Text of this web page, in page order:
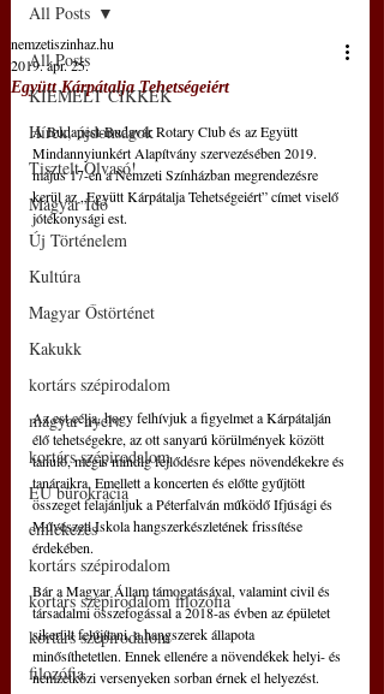
All Posts
KIEMELT CIKKEK
Hírek, újdonságok
Tisztelt Olvasó!
Magyar Idő
Új Történelem
Kultúra
Magyar Őstörténet
Kakukk
kortárs szépirodalom
magyar nyelv
kortárs szépirodalom
EU bürokrácia
emlékezés
kortárs szépirodalom
kortárs szépirodalom filozófia
kortárs szépirodalom
filozófia
All Posts
Együtt Kárpátalja Tehetségeiért
nemzetiszinhaz.hu
2019. ápr. 25.
A Budapest-Budavár Rotary Club és az Együtt
Mindannyiunkért Alapítvány szervezésében 2019.
május 17-én a Nemzeti Színházban megrendezésre
kerül az „Együtt Kárpátalja Tehetségeiért” címet viselő
jótékonysági est.
Az est célja, hogy felhívjuk a figyelmet a Kárpátalján
élő tehetségekre, az ott sanyarú körülmények között
tanuló, mégis mindig fejlődésre képes növendékekre és
tanáraikra. Emellett a koncerten és előtte gyűjtött
összeget felajánljuk a Péterfalván működő Ifjúsági és
Művészeti Iskola hangszerkészletének frissítése
érdekében.
Bár a Magyar Állam támogatásával, valamint civil és
társadalmi összefogással a 2018-as évben az épületet
sikerült felújítani, a hangszerek állapota
minősíthetetlen. Ennek ellenére a növendékek helyi- és
nemzetközi versenyeken sorban érnek el helyezést.